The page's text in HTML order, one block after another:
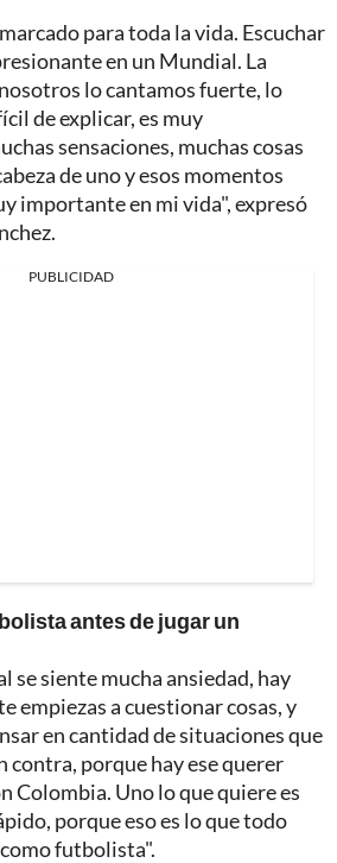
para toda la vida. Escuchar
en un Mundial. La
lo cantamos fuerte, lo
de explicar, es muy
sensaciones, muchas cosas
de uno y esos momentos
importante en mi vida", expresó
PUBLICIDAD
antes de jugar un
se siente mucha ansiedad, hay
empiezas a cuestionar cosas, y
en cantidad de situaciones que
contra, porque hay ese querer
Colombia. Uno lo que quiere es
porque eso es lo que todo
futbolista".